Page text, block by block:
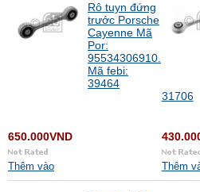
Rô tuyn đứng
trước Porsche
Cayenne Mã
Por:
95534306910.
Mã febi:
39464
650.000VND
Thêm vào
31706
Thêm